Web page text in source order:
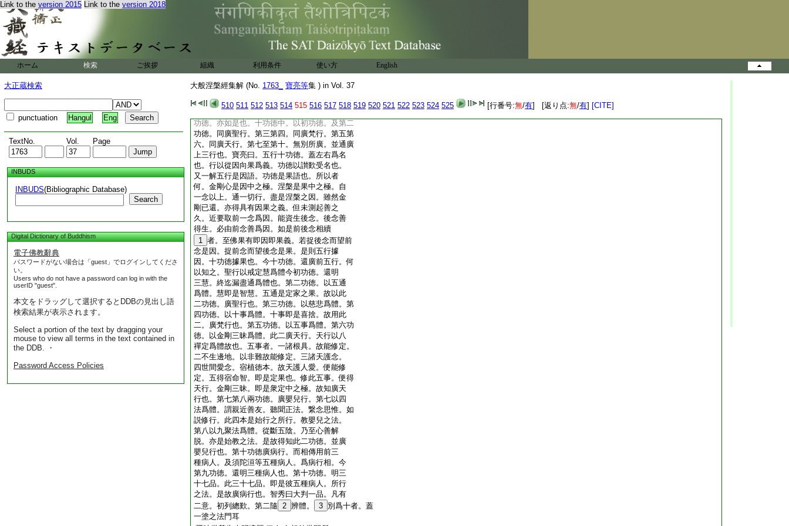
Link to the version 2015 Link to the version 2018
ホーム 検索 ご挨拶 組織 利用条件 使い方 English
大正蔵検索
punctuation Hangul Eng
TextNo. Vol. Page
INBUDS
INBUDS(Bibliographic Database)
Search
Digital Dictionary of Buddhism
電子佛教辭典
パスワードがない場合は「guest」でログインしてくださ
い。
Users who do not have a password can log in with the
userID "guest".
本文をドラッグして選択するとDDBの見出し語
検索結果が表示されます。
Select a portion of the text by dragging your
mouse to view all terms in the text contained in
the DDB. ・
Password Access Policies
大般涅槃經集解 (No. 1763_ 寶亮等集 ) in Vol. 37
510 511 512 513 514 515 516 517 518 519 520 521 522 523 524 525 [行番号:無/有] [返り点:無/有] [CITE]
大般涅槃經集解卷第四十五
13
徳王品第二十二
是有三乘無三乘等事
釋聞不聞義。謂三世聲並不可聞
徳王品第二十二 案。僧亮曰。已説五門。次
説行之所得功徳也。僧宗曰。此品廣前五行
也。功徳是行中之勝。未至佛果。且有功徳也。
功徳之與行。乃義有因 15 果果耳。如苦 16
樂一
功徳。亦如是也。十功徳中。以初功徳。及第二
功徳。同廣聖行。第三第四。同廣梵行。第五第
六。同廣天行。第七至第十。無別所廣。並通廣
上三行也。寶亮曰。五行十功徳。蓋左右爲名
也。行以從因向果爲義。功徳以讃歎受名也。
又一解五行是因語。功徳是果語也。所以者
何。金剛心是因中之極。涅槃是果中之極。自
一念以上。通一切行。盡是涅槃之因。雖然金
剛已還。亦得具有因果之義。但未測起善之
久。近要取前一念爲因。能資生後念。後念善
得生。必由前念善爲因。如是前後念相續
1 者。至佛果有即因即果義。若捉後念而望前
念是因。捉前念而望後念是果。是則五行據
因。十功徳據果也。今十功徳。還廣前五行。何
以知之。聖行以戒定慧爲體今初功徳。還明
三慧。終迄漏盡通爲體也。第二功徳。以五通
爲體。慧即是智慧。五通是定家之果。故以此
二功徳。廣聖行也。第三功徳。以慈悲爲體。第
四功徳。以十事爲體。十事即是喜捨。故用此
二。廣梵行也。第五功徳。以五事爲體。第六功
徳。以金剛三昧爲體。此二廣天行。天行以八
禪定爲體故也。五事者。一諸根具。故能修定。
二不生邊地。以非難故能修定。三諸天護念。
四世間愛念。宿植徳本。故天護人愛。便能修
定。五得宿命智。即是定果也。修此五事。便得
天行。金剛三昧。即是衆定中之極。故知廣天
行也。第七第八兩功徳。廣嬰兒行。第七以四
法爲體。謂親近善友。聽聞正法。繋念思惟。如
説修行。此四本是始行之所行。教嬰兒之法。
第八以九聚法爲體。從斷五陰。乃至心善解
脱。亦是始教之法。是故得知此二功徳。並廣
嬰兒行也。第十功徳廣病行。而相傳用前三
種病人。及須陀洹等五種病人。爲病行相。今
第九功徳。還明三種病人也。第十功徳。明三
十七品。此三十七品。即是彼五種病人。所行
之法。是故廣病行也。智秀曰大判一品。凡有
二意。初列總歎。第二隨 2 辨體。 3 別爲十者。蓋
一塗之法門耳